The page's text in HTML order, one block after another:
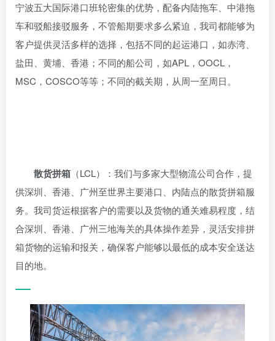
宁波五大国际港口班轮密集的优势，配备内陆拖车、中港拖
车和驳船接驳服务，不管船期要求多么紧迫，我司都能够为
客户提供灵活多样的选择，包括不同的起运港口，如赤湾、
盐田、黄埔、香港；不同的船公司，如APL，OOCL，
MSC，COSCO等等；不同的截关期，从周一至周日。
散货拼箱 （LCL）：我们与多家大型物流公司合作，提
供深圳、香港、广州至世界主要港口、内陆点的散货拼箱服
务。我司货运根据客户的需要以及货物的通关难易程度，结
合深圳、香港、广州三地海关的具体操作差异，灵活安排拼
箱货物的运输和报关，确保客户能够以最低的成本安全送达
目的地。